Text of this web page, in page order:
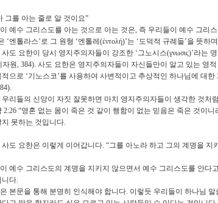
그를 아는 줄로 알 것이요”
예수 그리스도를 아는 것으로 아는 것은, 즉 우리들이 예수 그리
‘엔톨라스’로 그 원형 ‘엔톨레 (ἐντολή)’는 ‘도덕적 규례들’을 뜻하며
사도 요한이 당시 영지주의자들이 강조한 ‘그노시스(γνωσις)’라는
자원, 384). 사도 요한은 영지주의자들이 자신들만이 알고 있는 영
으로 ‘기노스코’를 사용하여 사변적이고 추상적인 하나님에 대
우리들의 신앙이 자짓 잘못하면 마치 영지주의자들이 생각한 것처
2:26 “영혼 없는 몸이 죽은 것 같이 행함이 없는 믿음은 죽은 것이니
지 못하는 것입니다.
사도 요한은 이렇게 이어갑니다. “그를 아노라 하고 그의 계명을 지
예수 그리스도의 계명을 지키지 않으면서 예수 그리스도를 안다
니다.
본문을 통해 분명히 인식해야 합니다. 이렇듯 우리들이 하나님